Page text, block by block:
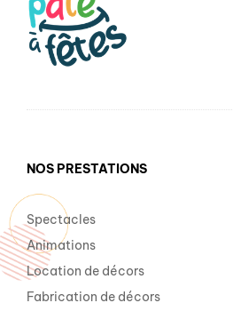
NOS PRESTATIONS
Spectacles
Animations
Location de décors
Fabrication de décors